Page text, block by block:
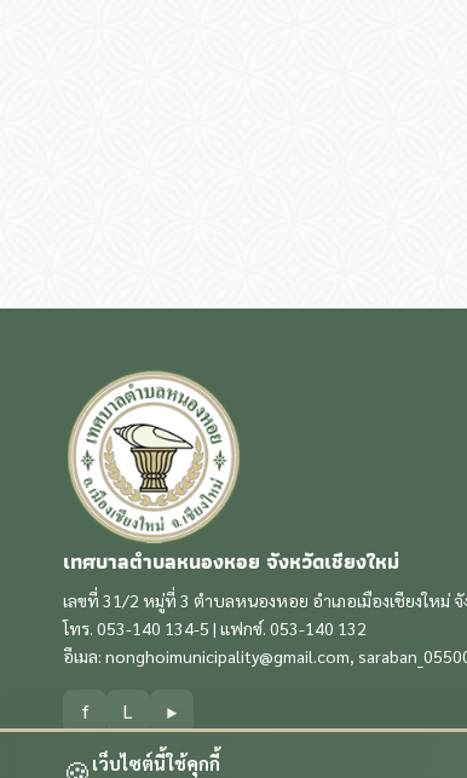
เว็บไซต์นี้ใช้คุกกี้
เทศบาลตำบลหนองหอย จังหวัดเชียงใหม่
เลขที่ 31/2 หมู่ที่ 3 ตำบลหนองหอย อำเภอเมืองเชียงใหม่ จั
โทร. 053-140 134-5 | แฟกซ์. 053-140 132
อีเมล: nonghoimunicipality@gmail.com
f L ▶